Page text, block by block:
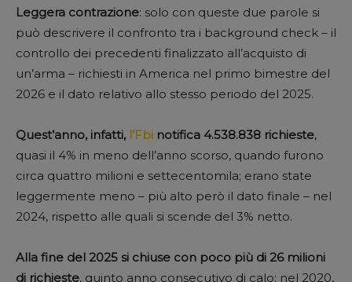
Leggera contrazione: solo con queste due parole si
può descrivere il confronto tra i background check – il
controllo dei precedenti finalizzato all’acquisto di
un’arma – richiesti in America nel primo bimestre del
2026 e il dato relativo allo stesso periodo del 2025.
Quest’anno, infatti, l’Fbi notifica 4.538.838 richieste,
quasi il 4% in meno dell’anno scorso, quando furono
circa quattro milioni e settecentomila; erano state
leggermente meno – più alto però il dato finale – nel
2024, rispetto alle quali si scende del 3% netto.
Alla fine del 2025 si chiuse con poco più di 26 milioni
di richieste, quinto anno consecutivo di calo: nel 2020,